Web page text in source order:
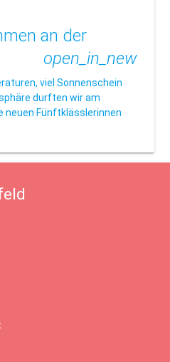
an der
open_in_new
viel Sonnenschein
durften wir am
neuen Fünftklässlerinnen